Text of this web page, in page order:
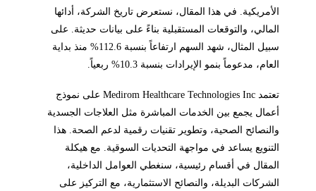
الأمريكية. في هذا المقال، نستعرض تاريخ الشركة، أدائها
المالي، والتوقعات المستقبلية بناءً على بيانات حديثة. على
سبيل المثال، شهد السهم ارتفاعاً بنسبة 112.6% منذ بداية
العام، مدعوماً بنمو الإيرادات بنسبة 10.3% ربعياً.
تعتمد Medirom Healthcare Technologies Inc على نموذج
أعمال يجمع بين الخدمات المباشرة مثل العلاجات الجسدية
والنصائح الصحية، وتطوير تقنيات رقمية لدعم الصحة. هذا
التنويع يساعد في مواجهة التحديات السوقية. مع هيكلة
المقال في أقسام رئيسية، سنغطي العوامل الداخلية،
الشركات البديلة، والنصائح الاستثمارية، مع التركيز على